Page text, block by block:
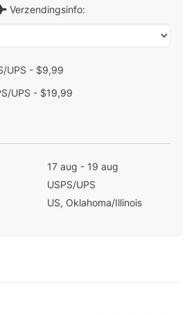
Verzendingsinfo:
UPS - $9,99
UPS - $19,99
17 aug - 19 aug
USPS/UPS
US, Oklahoma/Illinois